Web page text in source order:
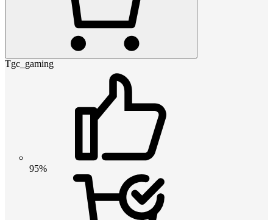
Tgc_gaming
95%